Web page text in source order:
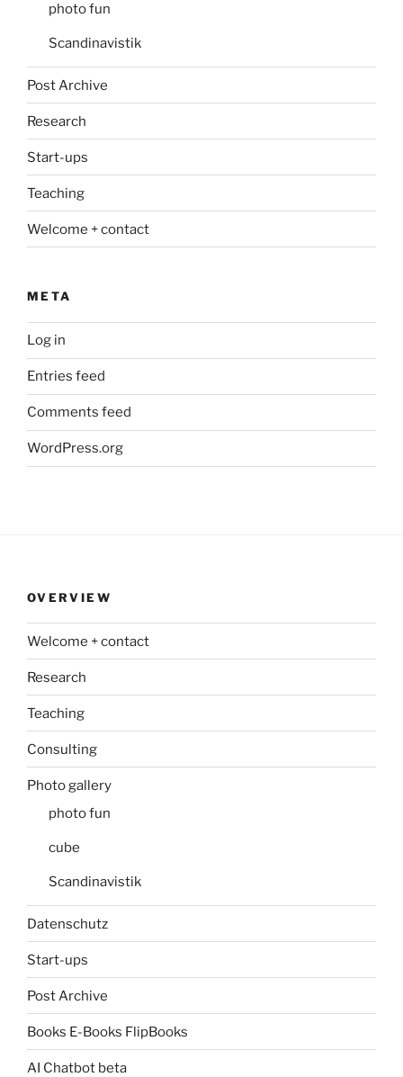
photo fun
Scandinavistik
Post Archive
Research
Start-ups
Teaching
Welcome + contact
META
Log in
Entries feed
Comments feed
WordPress.org
OVERVIEW
Welcome + contact
Research
Teaching
Consulting
Photo gallery
photo fun
cube
Scandinavistik
Datenschutz
Start-ups
Post Archive
Books E-Books FlipBooks
AI Chatbot beta